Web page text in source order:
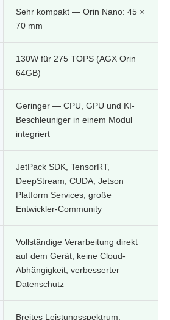
Sehr kompakt — Orin Nano: 45 ×
70 mm
130W für 275 TOPS (AGX Orin
64GB)
Geringer — CPU, GPU und KI-
Beschleuniger in einem Modul
integriert
JetPack SDK, TensorRT,
DeepStream, CUDA, Jetson
Platform Services, große
Entwickler-Community
Vollständige Verarbeitung direkt
auf dem Gerät; keine Cloud-
Abhängigkeit; verbesserter
Datenschutz
Breites Leistungsspektrum;